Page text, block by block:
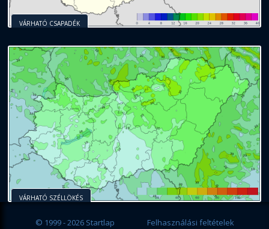
VÁRHATÓ CSAPADÉK
VÁRHATÓ SZÉLLÖKÉS
© 1999 - 2026 Startlap Felhasználási feltételek